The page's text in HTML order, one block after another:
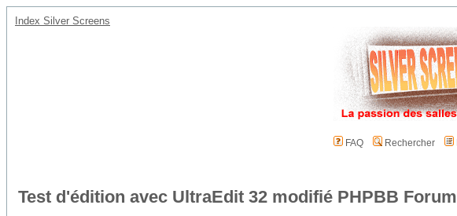
Index Silver Screens
FAQ Rechercher
Test d'édition avec UltraEdit 32 modifié PHPBB Forum